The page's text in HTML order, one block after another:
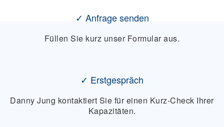
✓ Anfrage senden
Füllen Sie kurz unser Formular aus.
✓ Erstgespräch
Danny Jung kontaktiert Sie für einen Kurz-Check Ihrer
Kapazitäten.